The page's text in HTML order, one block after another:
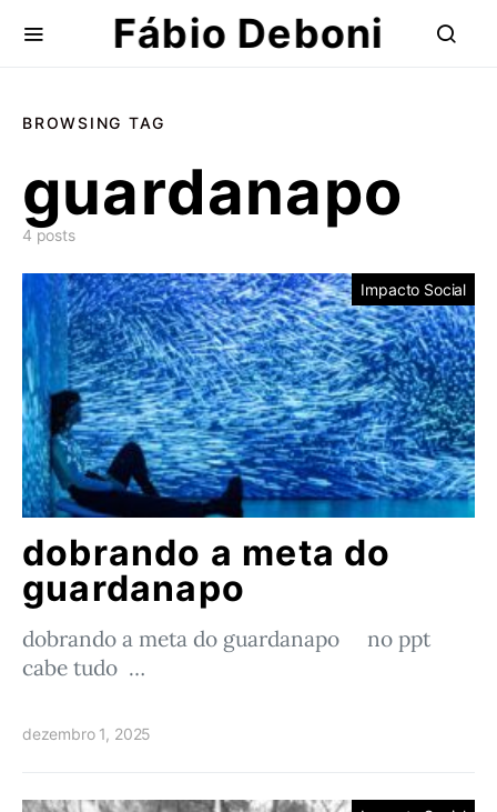
Fábio Deboni
BROWSING TAG
guardanapo
4 posts
Impacto Social
dobrando a meta do
guardanapo
dobrando a meta do guardanapo no ppt
cabe tudo …
dezembro 1, 2025